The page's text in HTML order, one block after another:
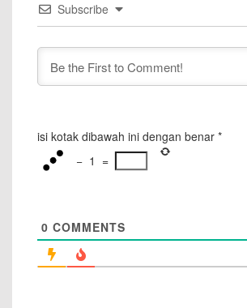
Subscribe
isi kotak dibawah ini dengan benar *
− 1 =
0 COMMENTS